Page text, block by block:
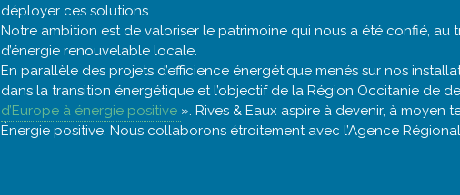
déployer ces solutions.
Notre ambition est de valoriser le patrimoine qui nous a été confié, au
d’énergie renouvelable locale.
En parallèle des projets d’efficience énergétique menés sur nos
dans la transition énergétique et l’objectif de la Région Occitanie de
d’Europe à énergie positive ». Rives & Eaux aspire à devenir, à moyen
Énergie positive. Nous collaborons étroitement avec l’Agence